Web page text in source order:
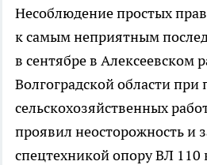
Несоблюдение простых
к самым неприятным
в сентябре в Алексеевском
Волгоградской области при
сельскохозяйственных
проявил неосторожность и
спецтехникой опору ВЛ 110